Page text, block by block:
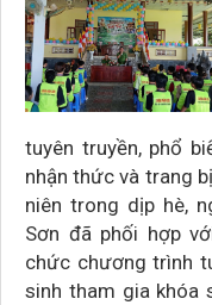
tuyên truyền, phổ
nhận thức và trang
niên trong dịp hè,
Sơn đã phối hợp
chức chương trình
sinh tham gia khóa